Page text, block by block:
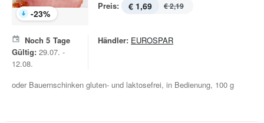
-23%
Preis: € 1,69 € 2,19
Noch 5 Tage
Gültig: 29.07. -
12.08.
Händler: EUROSPAR
oder Bauernschinken gluten- und laktosefrei, in Bedienung, 100 g